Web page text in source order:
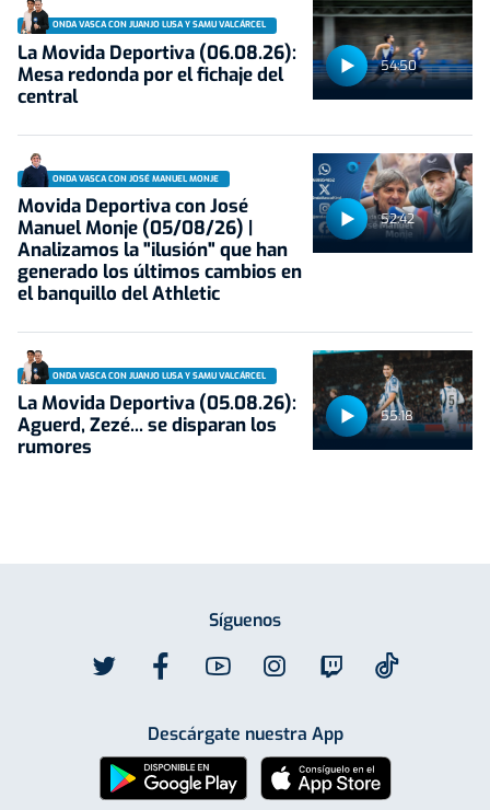
54:50
ONDA VASCA CON JUANJO LUSA Y SAMU VALCÁRCEL
La Movida Deportiva (06.08.26):
Mesa redonda por el fichaje del
central
52:42
ONDA VASCA CON JOSÉ MANUEL MONJE
Movida Deportiva con José
Manuel Monje (05/08/26) |
Analizamos la "ilusión" que han
generado los últimos cambios en
el banquillo del Athletic
55:18
ONDA VASCA CON JUANJO LUSA Y SAMU VALCÁRCEL
La Movida Deportiva (05.08.26):
Aguerd, Zezé... se disparan los
rumores
Síguenos
Descárgate nuestra App